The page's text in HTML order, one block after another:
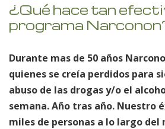
¿Qué hace tan
programa
Durante mas de 50 años
quienes se creía perdidos para
abuso de las drogas y/o el
semana. Año tras año. Nuestro
miles de personas a lo largo del